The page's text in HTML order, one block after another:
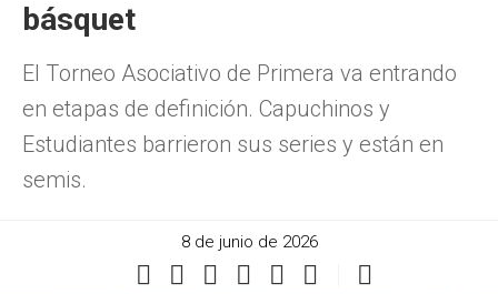
básquet
El Torneo Asociativo de Primera va entrando
en etapas de definición. Capuchinos y
Estudiantes barrieron sus series y están en
semis.
8 de junio de 2026